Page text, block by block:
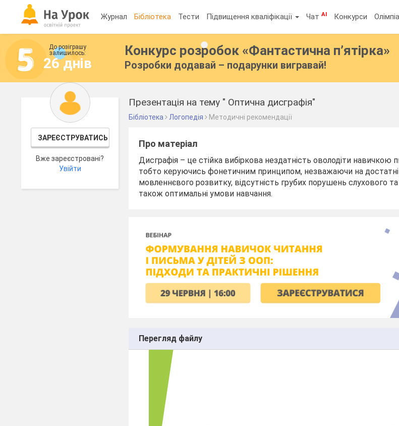
Журнал Бібліотека Тести Підвищення кваліфікації ЧатAI Конкурси
До розіграшу
залишилось:
26 днів
Конкурс розробок «Фантастична п’ятірка»
Розробки додавай – подарунки вигравай!
ЗАРЕЄСТРУВАТИСЬ
Вже зареєстровані?
Увійти
Презентація на тему " Оптична дисграфія"
Бібліотека Логопедія Методичні рекомендації
Про матеріал
Дисграфія – це стійка вибіркова нездатність оволодіти навичкою
тобто керуючись фонетичним принципом, незважаючи на
мовленнєвого розвитку, відсутність грубих порушень слухового та
також оптимальні умови навчання.
Перегляд файлу